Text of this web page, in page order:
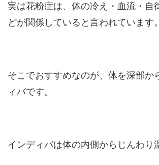
実は花粉症は、体の冷え・血流・自
どが関係していると言われています。
そこでおすすめなのが、体を深部か
ィバです。
インディバは体の内側からじんわり